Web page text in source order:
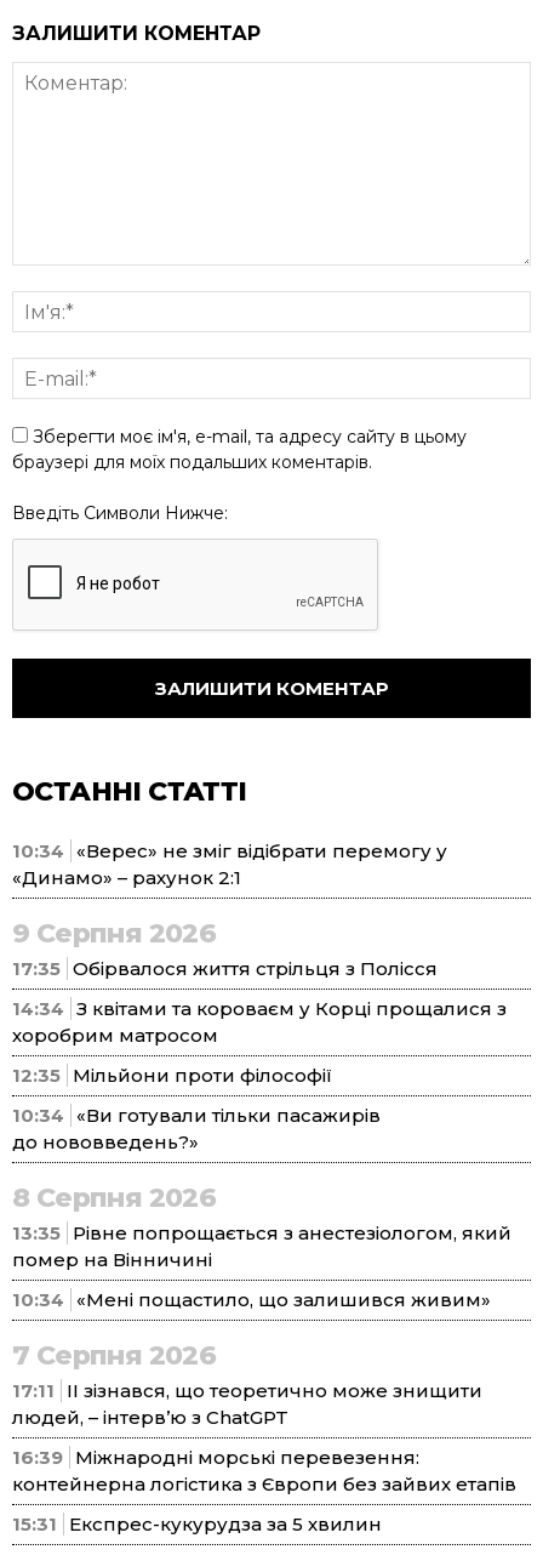
ЗАЛИШИТИ КОМЕНТАР
Зберегти моє ім'я, e-mail, та адресу сайту в цьому
браузері для моїх подальших коментарів.
Введіть Символи Нижче:
ОСТАННІ СТАТТІ
10:34
«Верес» не зміг відібрати перемогу у
«Динамо» – рахунок 2:1
9 Серпня 2026
17:35 Обірвалося життя стрільця з Полісся
14:34 З квітами та короваєм у Корці прощалися з
хоробрим матросом
12:35 Мільйони проти філософії
10:34
«Ви готували тільки пасажирів
до нововведень?»
8 Серпня 2026
13:35 Рівне попрощається з анестезіологом, який
помер на Вінничині
10:34
«Мені пощастило, що залишився живим»
7 Серпня 2026
17:11
ІІ зізнався, що теоретично може знищити
людей, – інтерв’ю з ChatGPT
16:39 Міжнародні морські перевезення:
контейнерна логістика з Європи без зайвих етапів
15:31
Експрес-кукурудза за 5 хвилин